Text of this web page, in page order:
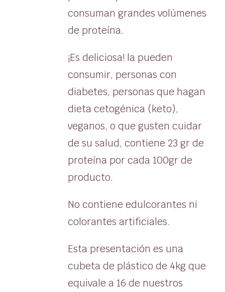
consuman grandes volúmenes
de proteína.
¡Es deliciosa! la pueden
consumir, personas con
diabetes, personas que hagan
dieta cetogénica (keto),
veganos, o que gusten cuidar
de su salud, contiene 23 gr de
proteína por cada 100gr de
producto.
No contiene edulcorantes ni
colorantes artificiales.
Esta presentación es una
cubeta de plástico de 4kg que
equivale a 16 de nuestros